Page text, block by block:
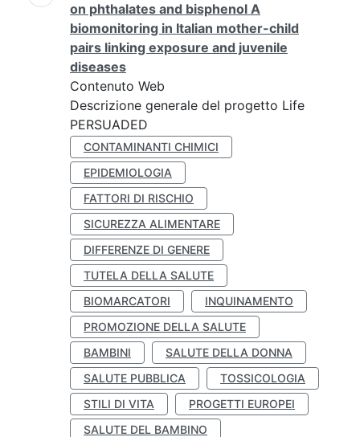
on phthalates and bisphenol A
biomonitoring in Italian mother-child
pairs linking exposure and juvenile
diseases
Contenuto Web
Descrizione generale del progetto Life
PERSUADED
CONTAMINANTI CHIMICI
EPIDEMIOLOGIA
FATTORI DI RISCHIO
SICUREZZA ALIMENTARE
DIFFERENZE DI GENERE
TUTELA DELLA SALUTE
BIOMARCATORI
INQUINAMENTO
PROMOZIONE DELLA SALUTE
BAMBINI
SALUTE DELLA DONNA
SALUTE PUBBLICA
TOSSICOLOGIA
STILI DI VITA
PROGETTI EUROPEI
SALUTE DEL BAMBINO